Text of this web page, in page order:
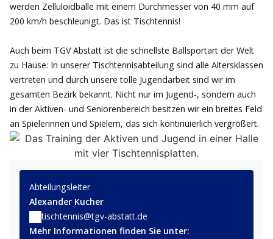
werden Zelluloidbälle mit einem Durchmesser von 40 mm auf
200 km/h beschleunigt. Das ist Tischtennis!
Auch beim TGV Abstatt ist die schnellste Ballsportart der Welt
zu Hause: In unserer Tischtennisabteilung sind alle Altersklassen
vertreten und durch unsere tolle Jugendarbeit sind wir im
gesamten Bezirk bekannt. Nicht nur im Jugend-, sondern auch
in der Aktiven- und Seniorenbereich besitzen wir ein breites Feld
an Spielerinnen und Spielern, das sich kontinuierlich vergrößert.
Abteilungsleiter
Alexander Kucher
tischtennis@tgv-abstatt.de
Mehr Informationen finden Sie unter: